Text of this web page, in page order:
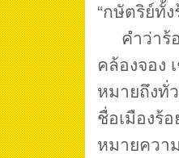
“กษัตริย์ทั้ง
คำว่าร้อ
คล้องจอง
หมายถึงทั่
ชื่อเมืองร้อ
หมายควา